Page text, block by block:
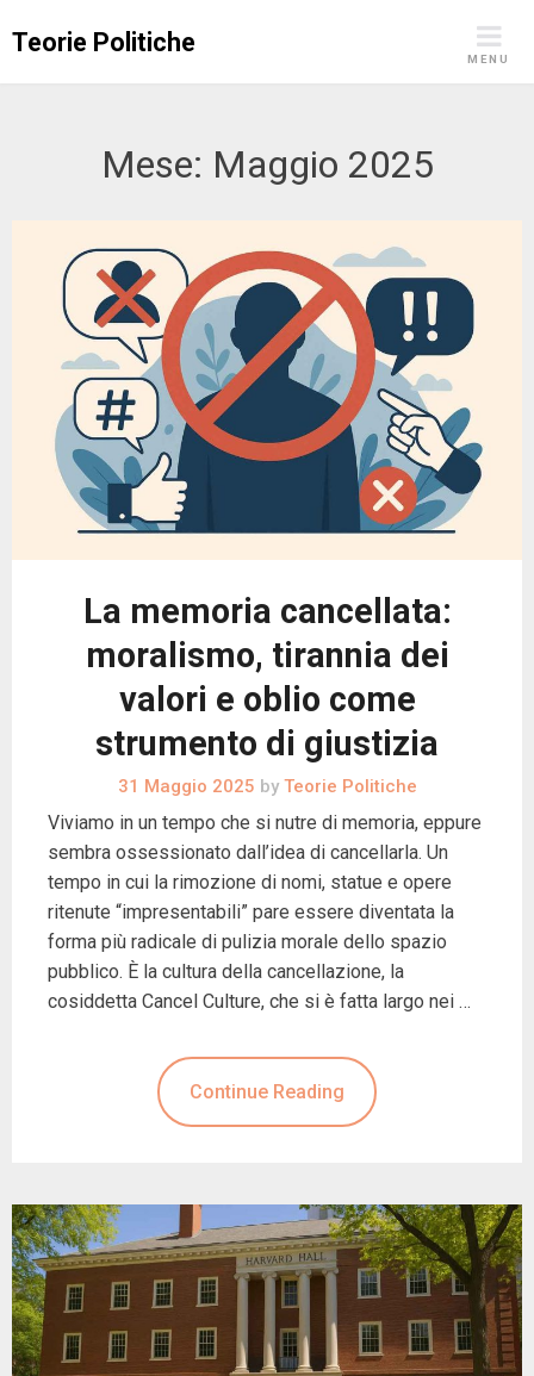
toTeorie Politiche
MENU
Mese: Maggio 2025
La memoria cancellata:
moralismo, tirannia dei
valori e oblio come
strumento di giustizia
31 Maggio 2025 byTeorie Politiche
Viviamo in un tempo che si nutre di memoria, eppure
sembra ossessionato dall’idea di cancellarla. Un
tempo in cui la rimozione di nomi, statue e opere
ritenute “impresentabili” pare essere diventata la
forma più radicale di pulizia morale dello spazio
pubblico. È la cultura della cancellazione, la
cosiddetta Cancel Culture, che si è fatta largo nei …
Continue Reading